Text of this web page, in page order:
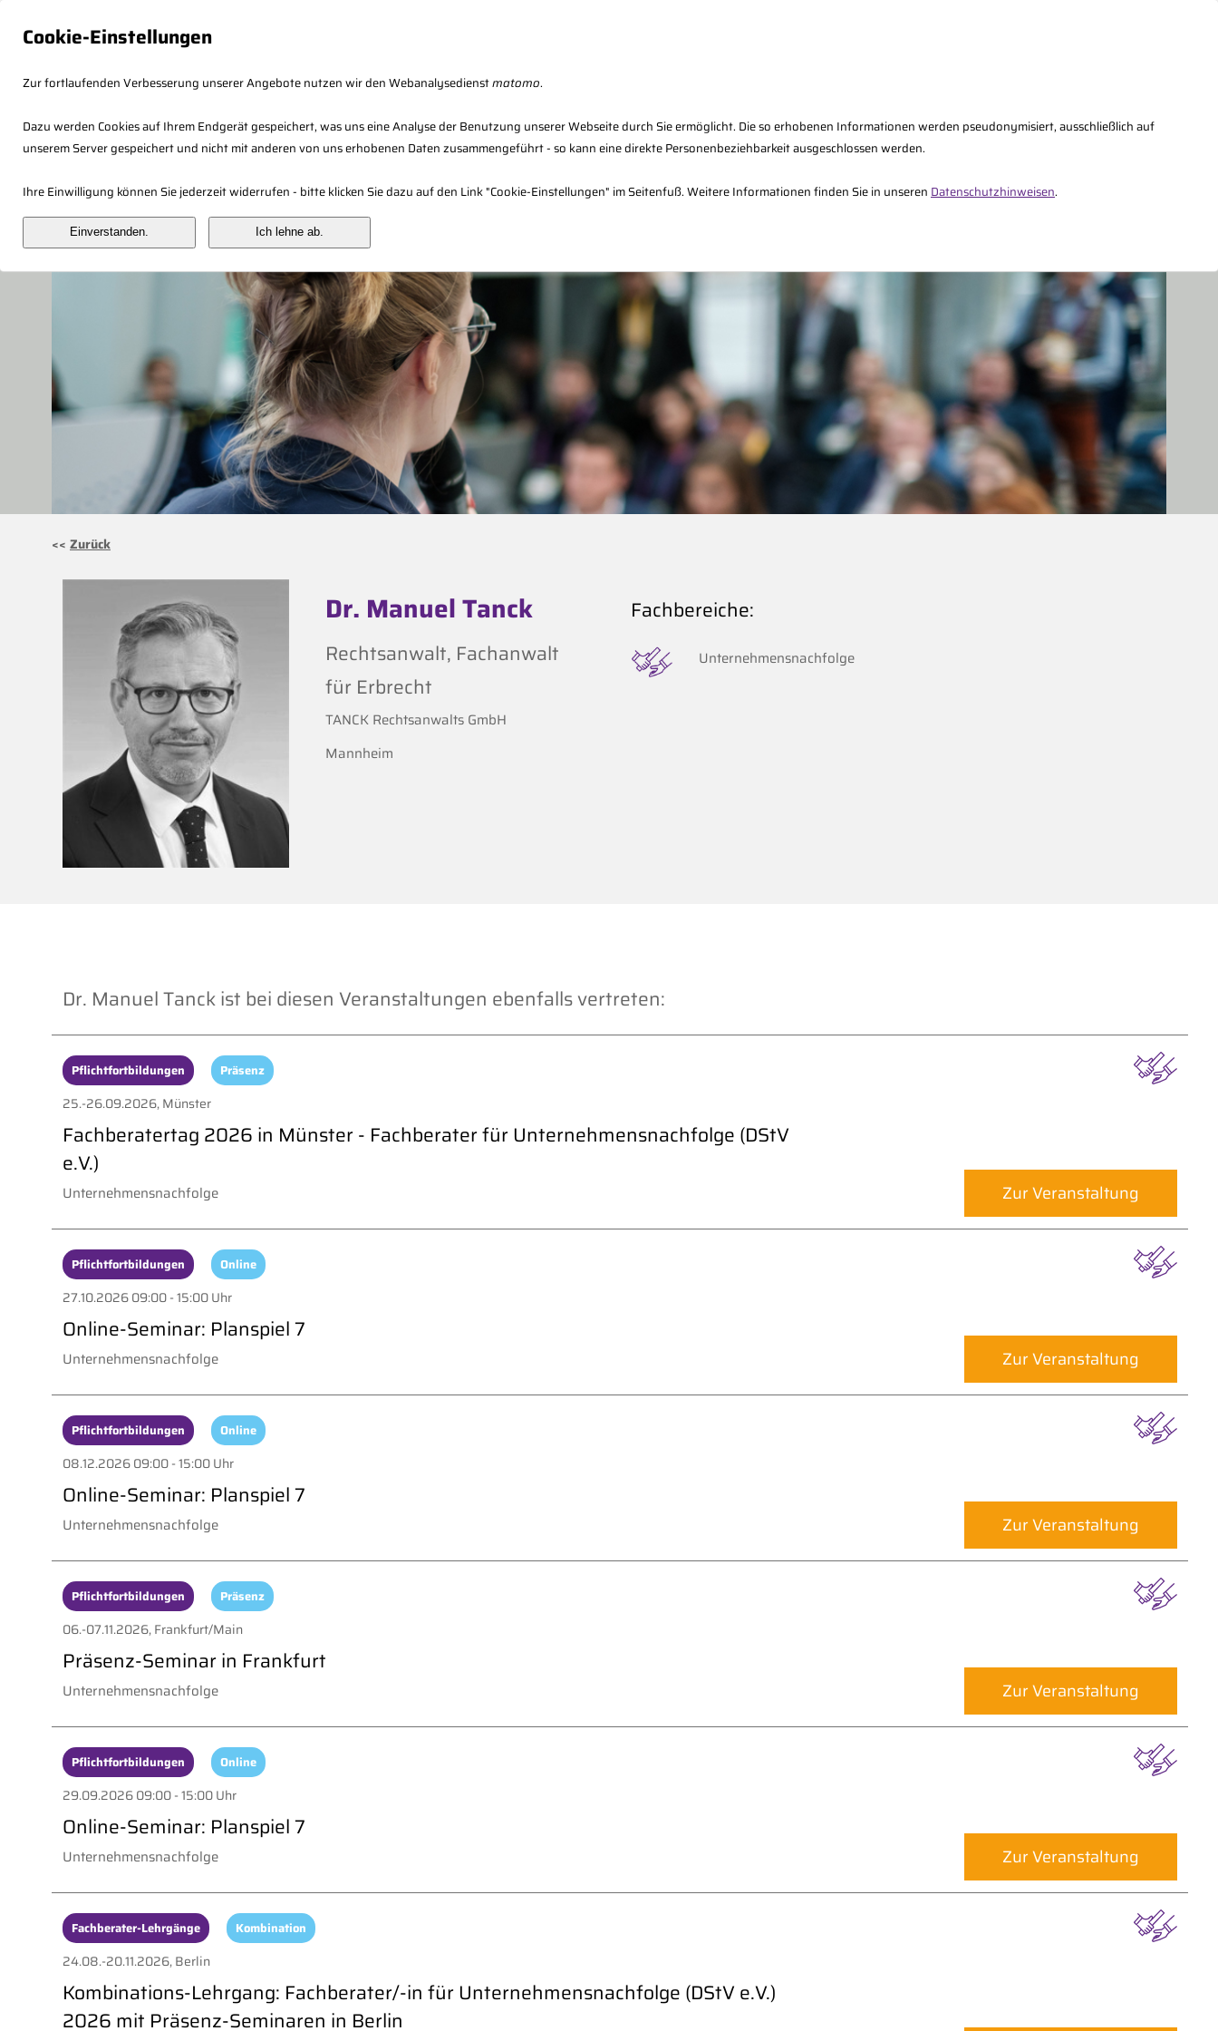
Cookie-Einstellungen
Zur fortlaufenden Verbesserung unserer Angebote nutzen wir den Webanalysedienstmatomo.
Dazu werden Cookies auf Ihrem Endgerät gespeichert, was uns eine Analyse der Benutzung unserer Webseite durch Sie ermöglicht. Die so erhobenen Informationen werden pseudonymisiert, ausschließlich auf
unserem Server gespeichert und nicht mit anderen von uns erhobenen Daten zusammengeführt - so kann eine direkte Personenbeziehbarkeit ausgeschlossen werden.
Ihre Einwilligung können Sie jederzeit widerrufen - bitte klicken Sie dazu auf den Link "Cookie-Einstellungen" im Seitenfuß. Weitere Informationen finden Sie in unseren Datenschutzhinweisen.
Einverstanden. Ich lehne ab.
<< Zurück
Dr. Manuel Tanck
Rechtsanwalt, Fachanwalt
für Erbrecht
TANCK Rechtsanwalts GmbH
Mannheim
Fachbereiche:
Unternehmensnachfolge
Dr. Manuel Tanck ist bei diesen Veranstaltungen ebenfalls vertreten:
Pflichtfortbildungen Präsenz
25.-26.09.2026, Münster
Fachberatertag 2026 in Münster - Fachberater für Unternehmensnachfolge (DStV
e.V.)
Unternehmensnachfolge Zur Veranstaltung
Pflichtfortbildungen Online
27.10.2026 09:00 - 15:00 Uhr
Online-Seminar: Planspiel 7
Unternehmensnachfolge Zur Veranstaltung
Pflichtfortbildungen Online
08.12.2026 09:00 - 15:00 Uhr
Online-Seminar: Planspiel 7
Unternehmensnachfolge Zur Veranstaltung
Pflichtfortbildungen Präsenz
06.-07.11.2026, Frankfurt/Main
Präsenz-Seminar in Frankfurt
Unternehmensnachfolge Zur Veranstaltung
Pflichtfortbildungen Online
29.09.2026 09:00 - 15:00 Uhr
Online-Seminar: Planspiel 7
Unternehmensnachfolge Zur Veranstaltung
Fachberater-Lehrgänge Kombination
24.08.-20.11.2026, Berlin
Kombinations-Lehrgang: Fachberater/-in für Unternehmensnachfolge (DStV e.V.)
2026 mit Präsenz-Seminaren in Berlin